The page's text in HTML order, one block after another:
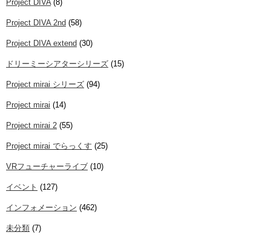
Project DIVA(8)
Project DIVA 2nd (58)
Project DIVA extend (30)
ドリーミーシアターシリーズ (15)
Project mirai シリーズ (94)
Project mirai (14)
Project mirai 2 (55)
Project mirai でらっくす (25)
VRフューチャーライブ (10)
イベント (127)
インフォメーション (462)
未分類 (7)